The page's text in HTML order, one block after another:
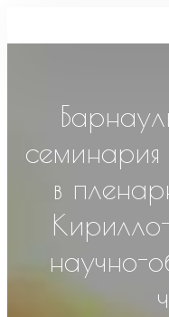
семинария
в
научно-